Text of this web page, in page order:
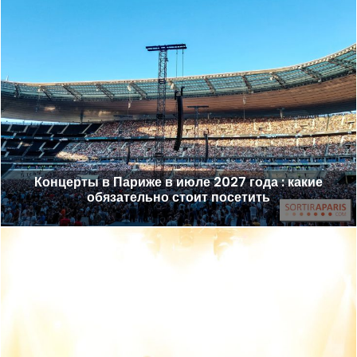
Концерты в Париже в июле 2027 года : какие
обязательно стоит посетить